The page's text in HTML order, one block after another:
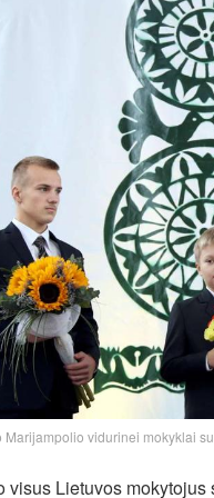
vidurinei mokyklai
Lietuvos